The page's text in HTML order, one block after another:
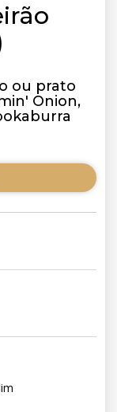
ou prato
Onion,